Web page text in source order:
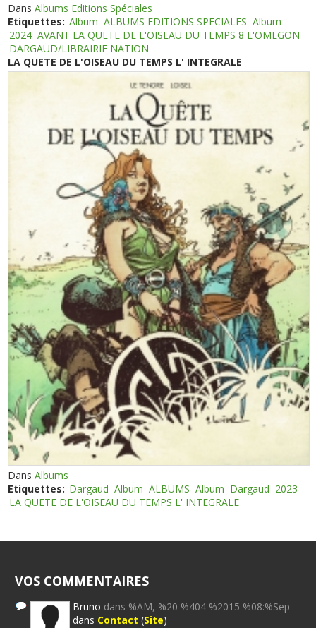
DansAlbums Editions Spéciales
Etiquettes: Album ALBUMS EDITIONS SPECIALES Album
2024 AVANT LA QUETE DE L'OISEAU DU TEMPS 8 L'OMEGON
DARGAUD/LIBRAIRIE NATION
LA QUETE DE L'OISEAU DU TEMPS L' INTEGRALE
DansAlbums
Etiquettes: Dargaud Album ALBUMS Album Dargaud 2023
LA QUETE DE L'OISEAU DU TEMPS L' INTEGRALE
VOS COMMENTAIRES
Bruno dans %AM, %20 %404 %2015 %08:%Sep
dans Contact (Site)